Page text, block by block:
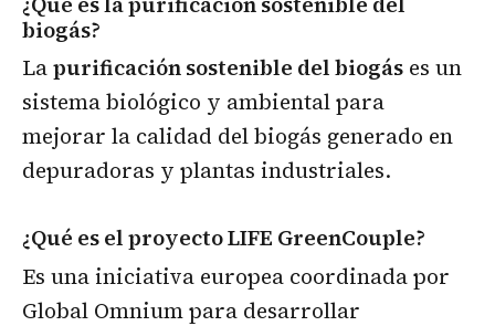
biogás?
Lapurificación sostenible del biogás es un
sistema biológico y ambiental para
mejorar la calidad del biogás generado en
depuradoras y plantas industriales.
¿Qué es el proyecto LIFE GreenCouple?
Es una iniciativa europea coordinada por
Global Omnium para desarrollar